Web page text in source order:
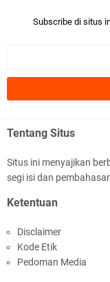
Bismillaah semoga
Ada sejumlah
mengikuti ust. K …
Anonymous
Subscribe di situs
Tentang Situs
Situs ini menyajikan
segi isi dan
Ketentuan
Disclaimer
Kode Etik
Pedoman Media